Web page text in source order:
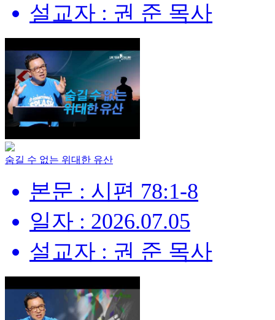
설교자 : 권 준 목사
숨길 수 없는 위대한 유산
본문 : 시편 78:1-8
일자 : 2026.07.05
설교자 : 권 준 목사